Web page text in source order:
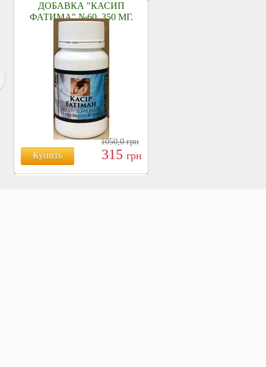
ДОБАВКА "КАСИП
ФАТИМА" №60, 350 МГ.
Купить
1050,0грн
315 грн